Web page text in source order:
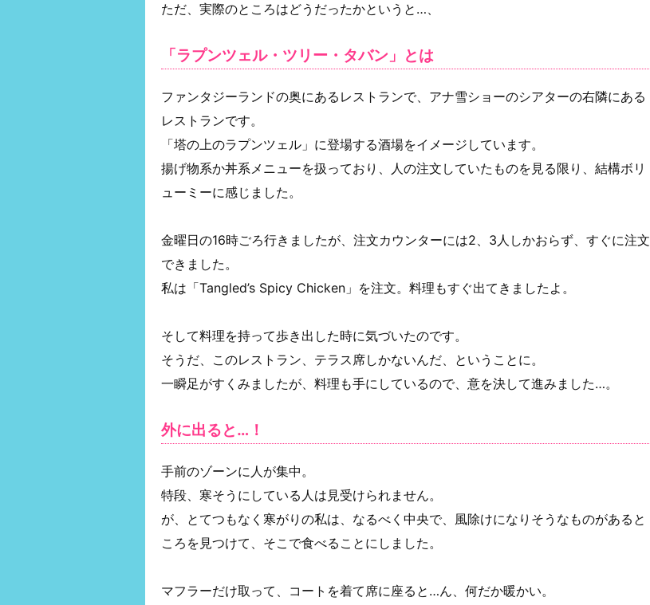
ただ、実際のところはどうだったかというと…、
「ラプンツェル・ツリー・タバン」とは
ファンタジーランドの奥にあるレストランで、アナ雪ショーのシアターの右隣にある
レストランです。
「塔の上のラプンツェル」に登場する酒場をイメージしています。
揚げ物系か丼系メニューを扱っており、人の注文していたものを見る限り、結構ボリ
ューミーに感じました。
金曜日の16時ごろ行きましたが、注文カウンターには2、3人しかおらず、すぐに注文
できました。
私は「Tangled’s Spicy Chicken」を注文。料理もすぐ出てきましたよ。
そして料理を持って歩き出した時に気づいたのです。
そうだ、このレストラン、テラス席しかないんだ、ということに。
一瞬足がすくみましたが、料理も手にしているので、意を決して進みました…。
外に出ると…！
手前のゾーンに人が集中。
特段、寒そうにしている人は見受けられません。
が、とてつもなく寒がりの私は、なるべく中央で、風除けになりそうなものがあると
ころを見つけて、そこで食べることにしました。
マフラーだけ取って、コートを着て席に座ると…ん、何だか暖かい。